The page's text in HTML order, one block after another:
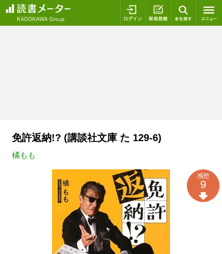
ログイン 新規登録
免許返納!? (講談社文庫 た 129-6)
橘もも
感想
9